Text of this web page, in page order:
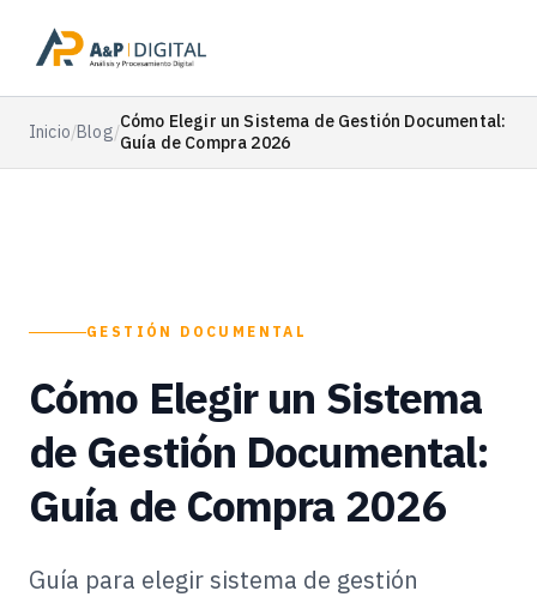
Inicio/Blog/Cómo Elegir un Sistema de Gestión Documental:
Guía de Compra 2026
GESTIÓN DOCUMENTAL
Cómo Elegir un Sistema
de Gestión Documental:
Guía de Compra 2026
Guía para elegir sistema de gestión